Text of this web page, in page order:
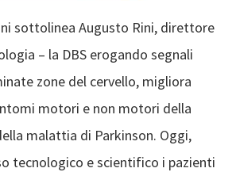
sottolinea Augusto Rini, direttore
– la DBS erogando segnali
zone del cervello, migliora
motori e non motori della
malattia di Parkinson. Oggi,
tecnologico e scientifico i pazienti